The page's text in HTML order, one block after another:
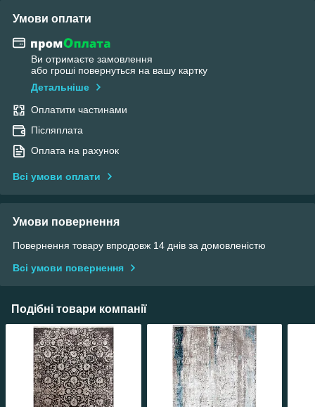
Умови оплати
Ви отримаєте замовлення
або гроші повернуться на вашу картку
Детальніше
Оплатити частинами
Післяплата
Оплата на рахунок
Всі умови оплати
Умови повернення
Повернення товару впродовж 14 днів за домовленістю
Всі умови повернення
Подібні товари компанії